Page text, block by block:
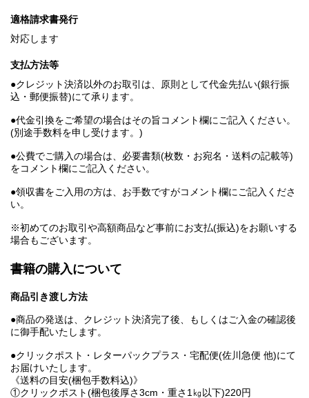
適格請求書発行
対応します
支払方法等
●クレジット決済以外のお取引は、原則として代金先払い(銀行振
込・郵便振替)にて承ります。
●代金引換をご希望の場合はその旨コメント欄にご記入ください。
(別途手数料を申し受けます。)
●公費でご購入の場合は、必要書類(枚数・お宛名・送料の記載等)
をコメント欄にご記入ください。
●領収書をご入用の方は、お手数ですがコメント欄にご記入くださ
い。
※初めてのお取引や高額商品など事前にお支払(振込)をお願いする
場合もございます。
書籍の購入について
商品引き渡し方法
●商品の発送は、クレジット決済完了後、もしくはご入金の確認後
に御手配いたします。
●クリックポスト・レターパックプラス・宅配便(佐川急便 他)にて
お届けいたします。
《送料の目安(梱包手数料込)》
①クリックポスト(梱包後厚さ3cm・重さ1㎏以下)220円